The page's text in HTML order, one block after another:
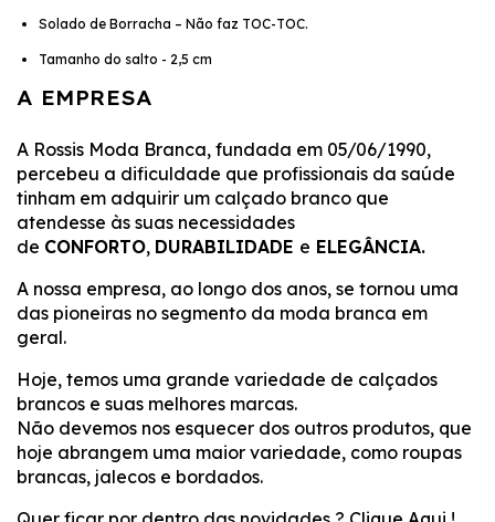
Solado de Borracha – Não faz TOC-TOC.
Tamanho do salto - 2,5 cm
A EMPRESA
A Rossis Moda Branca, fundada em 05/06/1990,
percebeu a dificuldade que profissionais da saúde
tinham em adquirir um calçado branco que
atendesse às suas necessidades
de CONFORTO, DURABILIDADE e ELEGÂNCIA.
A nossa empresa, ao longo dos anos, se tornou uma
das pioneiras no segmento da moda branca em
geral.
Hoje, temos uma grande variedade de calçados
brancos e suas melhores marcas.
Não devemos nos esquecer dos outros produtos, que
hoje abrangem uma maior variedade, como roupas
brancas, jalecos e bordados.